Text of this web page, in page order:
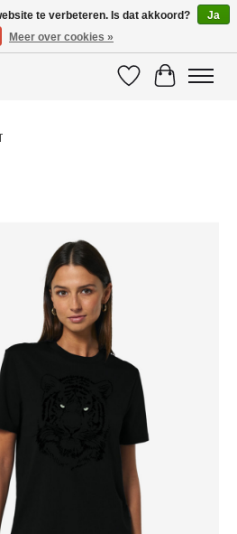
VerlanglijstWinkelwagen
te verbeteren. Is dat akkoord?
Ja
Meer over cookies »